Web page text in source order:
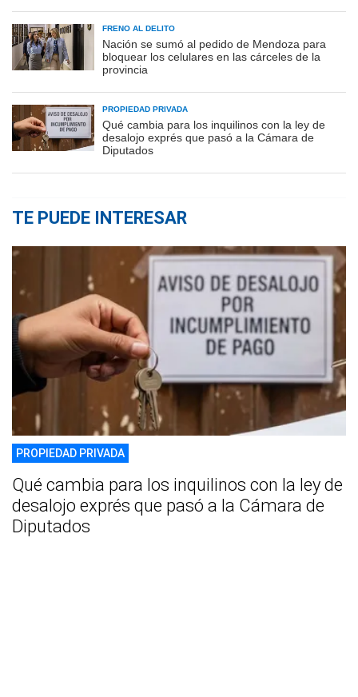
FRENO AL DELITO
Nación se sumó al pedido de Mendoza para
bloquear los celulares en las cárceles de la
provincia
PROPIEDAD PRIVADA
Qué cambia para los inquilinos con la ley de
desalojo exprés que pasó a la Cámara de
Diputados
TE PUEDE INTERESAR
PROPIEDAD PRIVADA
Qué cambia para los inquilinos con la ley de
desalojo exprés que pasó a la Cámara de
Diputados